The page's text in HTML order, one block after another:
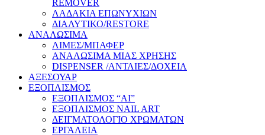
REMOVER
ΛΑΔΑΚΙΑ ΕΠΩΝΥΧΙΩΝ
ΔΙΑΛΥΤΙΚΟ/RESTORE
ΑΝΑΛΩΣΙΜΑ
ΛΙΜΕΣ/ΜΠΑΦΕΡ
ΑΝΑΛΩΣΙΜΑ ΜΙΑΣ ΧΡΗΣΗΣ
DISPENSER /ΑΝΤΛΙΕΣ/ΔΟΧΕΙΑ
ΑΞΕΣΟΥΑΡ
ΕΞΟΠΛΙΣΜΟΣ
ΕΞΟΠΛΙΣΜΟΣ “AI”
ΕΞΟΠΛΙΣΜΟΣ NAIL ART
ΔΕΙΓΜΑΤΟΛΟΓΙΟ ΧΡΩΜΑΤΩΝ
ΕΡΓΑΛΕΙΑ